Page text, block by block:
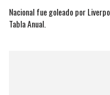
Nacional fue goleado por
Tabla Anual.